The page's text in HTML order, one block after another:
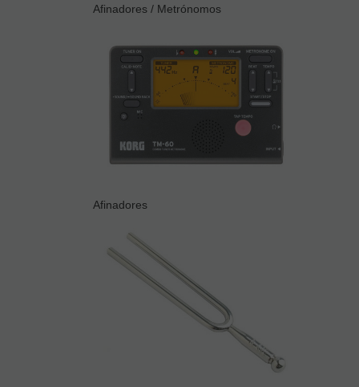
Afinadores / Metrónomos
Afinadores